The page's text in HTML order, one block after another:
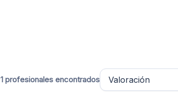
1 profesionales encontrados